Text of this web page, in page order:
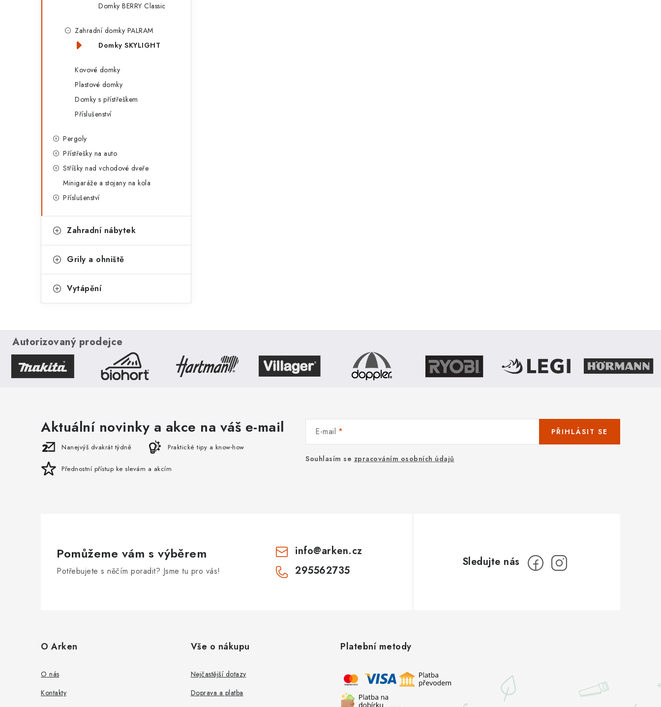
Domky BERRY Classic
Zahradní domky PALRAM
Domky SKYLIGHT
Kovové domky
Plastové domky
Domky s přístřeškem
Příslušenství
Pergoly
Přístřešky na auto
Stříšky nad vchodové dveře
Minigaráže a stojany na kola
Příslušenství
Zahradní nábytek
Grily a ohniště
Vytápění
Autorizovaný prodejce
Aktuální novinky a akce na váš e-mail
Nanejvýš dvakrát týdně Praktické tipy a know-how
Přednostní přístup ke slevám a akcím
E-mail
Souhlasím se zpracováním osobních údajů
PŘIHLÁSIT SE
Pomůžeme vám s výběrem
Potřebujete s něčím poradit? Jsme tu pro vás!
info@arken.cz
295562735
O Arken
O nás
Kontakty
Vše o nákupu
Nejčastější dotazy
Doprava a platba
Platební metody